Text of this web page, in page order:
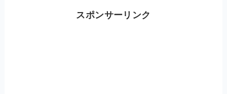
スポンサーリンク